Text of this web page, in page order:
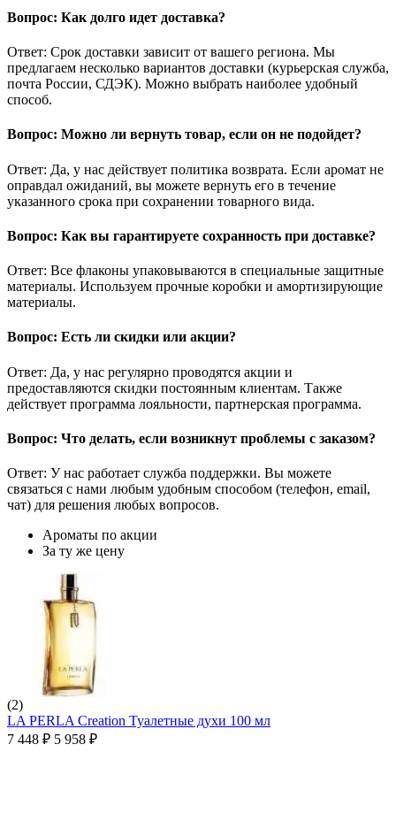
Вопрос: Как долго идет доставка?
Ответ: Срок доставки зависит от вашего региона. Мы
предлагаем несколько вариантов доставки (курьерская служба,
почта России, СДЭК). Можно выбрать наиболее удобный
способ.
Вопрос: Можно ли вернуть товар, если он не подойдет?
Ответ: Да, у нас действует политика возврата. Если аромат не
оправдал ожиданий, вы можете вернуть его в течение
указанного срока при сохранении товарного вида.
Вопрос: Как вы гарантируете сохранность при доставке?
Ответ: Все флаконы упаковываются в специальные защитные
материалы. Используем прочные коробки и амортизирующие
материалы.
Вопрос: Есть ли скидки или акции?
Ответ: Да, у нас регулярно проводятся акции и
предоставляются скидки постоянным клиентам. Также
действует программа лояльности, партнерская программа.
Вопрос: Что делать, если возникнут проблемы с заказом?
Ответ: У нас работает служба поддержки. Вы можете
связаться с нами любым удобным способом (телефон, email,
чат) для решения любых вопросов.
Ароматы по акции
За ту же цену
(2)
LA PERLA Creation Туалетные духи 100 мл
7 448 ₽ 5 958 ₽